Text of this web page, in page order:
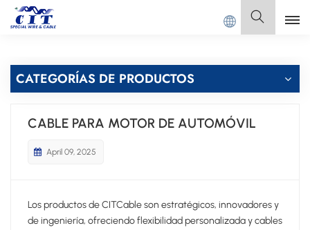
Bienvenido a GUANGDONG CIT SPECIAL CABLE Co., Ltd.
Español
Français
Polski
CATEGORÍAS DE PRODUCTOS
CABLE PARA MOTOR DE AUTOMÓVIL
April 09, 2025
Los productos de CITCable son estratégicos, innovadores y
de ingeniería, ofreciendo flexibilidad personalizada y cables